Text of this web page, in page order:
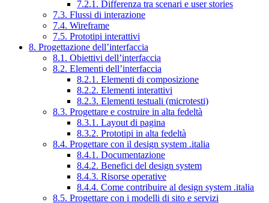
7.2.1. Differenza tra scenari e user stories
7.3. Flussi di interazione
7.4. Wireframe
7.5. Prototipi interattivi
8. Progettazione dell’interfaccia
8.1. Obiettivi dell’interfaccia
8.2. Elementi dell’interfaccia
8.2.1. Elementi di composizione
8.2.2. Elementi interattivi
8.2.3. Elementi testuali (microtesti)
8.3. Progettare e costruire in alta fedeltà
8.3.1. Layout di pagina
8.3.2. Prototipi in alta fedeltà
8.4. Progettare con il design system .italia
8.4.1. Documentazione
8.4.2. Benefici del design system
8.4.3. Risorse operative
8.4.4. Come contribuire al design system .italia
8.5. Progettare con i modelli di sito e servizi